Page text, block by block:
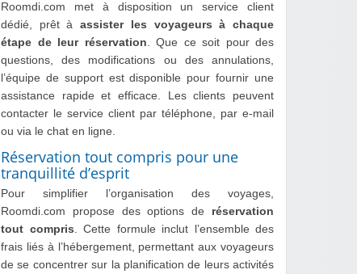
Roomdi.com met à disposition un service client
dédié, prêt àassister les voyageurs à chaque
étape de leur réservation. Que ce soit pour des
questions, des modifications ou des annulations,
l’équipe de support est disponible pour fournir une
assistance rapide et efficace. Les clients peuvent
contacter le service client par téléphone, par e-mail
ou via le chat en ligne.
Réservation tout compris pour une
tranquillité d’esprit
Pour simplifier l’organisation des voyages,
Roomdi.com propose des options de réservation
tout compris. Cette formule inclut l’ensemble des
frais liés à l’hébergement, permettant aux voyageurs
de se concentrer sur la planification de leurs activités